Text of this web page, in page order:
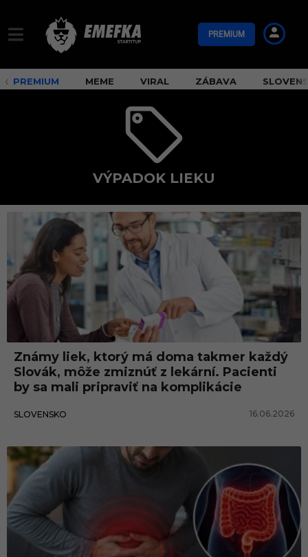
PREMIUM
PREMIUM MEME VIRAL ZÁBAVA
VÝPADOK LIEKU
p
a
d
k
e
u
Známy liek, ktorý má doma takmer každý
Slovák, môže zmiznúť z lekární. Pacienti
by sa mali pripraviť na komplikácie
SLOVENSKO 16.06.2026